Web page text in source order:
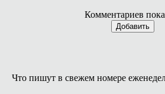
Комментариев
Добавить
Что пишут в свежем номере